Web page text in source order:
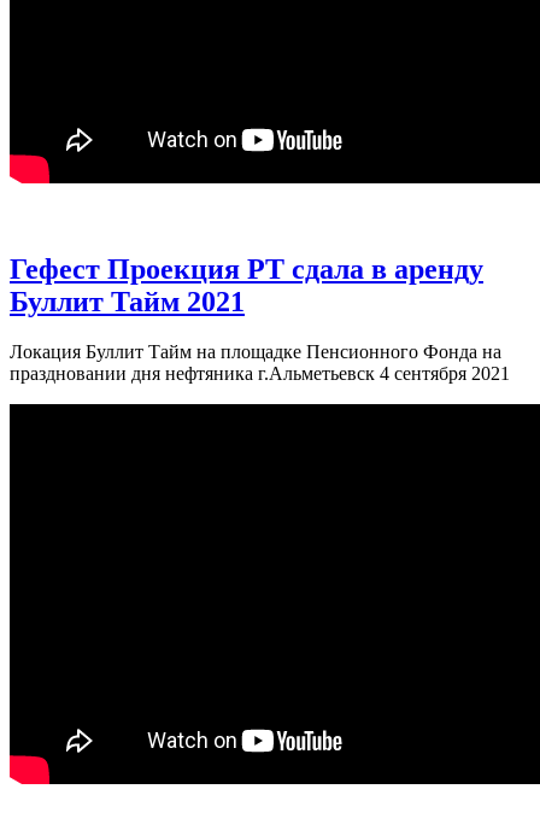
Гефест Проекция РТ сдала в аренду
Буллит Тайм 2021
Локация Буллит Тайм на площадке Пенсионного Фонда на
праздновании дня нефтяника г.Альметьевск 4 сентября 2021